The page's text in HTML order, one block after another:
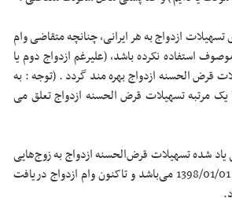
تسهیلات ازدواج به هر ایرانی، چنانچه متقاضی وام
استفاده نکرده باشد، (علیرغم ازدواج دوم یا
قرض الحسنه ازدواج بهره مند گردد . (توجه : به
یک مرتبه تسهیلات قرض الحسنه ازدواج تعلق می
یاد شده تسهیلات قرض‌الحسنه ازدواج به زوج‌هایی
که تاریخ عقد آنها بعد از 01‏/01‏/1398 می‌باشد و تاکنون وام ازدواج دریافت